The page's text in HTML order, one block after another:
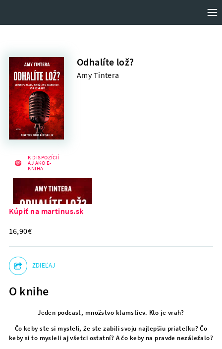
K DISPOZÍCIÍ
AJ AKO E-
KNIHA
Odhalíte lož?
Amy Tintera
Kúpiť na martinus.sk
16,90€
ZDIEĽAJ
O knihe
Jeden podcast, množstvo klamstiev. Kto je vrah?
Čo keby ste si mysleli, že ste zabili svoju najlepšiu priateľku? Čo
keby si to mysleli aj všetci ostatní? A čo keby na pravde nezáležalo?